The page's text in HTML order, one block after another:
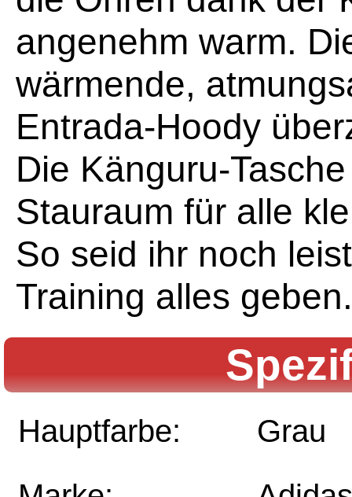
angenehm warm.
wärmende,
Entrada-Hoody
Die Känguru-
Stauraum für alle
So seid ihr noch
Training alles geben.
Hauptfarbe:
Grau